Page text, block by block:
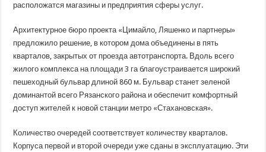
расположатся магазины и предприятия сферы услуг.
Архитектурное бюро проекта «Цимайло, Ляшенко и партнеры»
предложило решение, в котором дома объединены в пять
кварталов, закрытых от проезда автотранспорта. Вдоль всего
жилого комплекса на площади 3 га благоустраивается широкий
пешеходный бульвар длиной 860 м. Бульвар станет зеленой
доминантой всего Рязанского района и обеспечит комфортный
доступ жителей к новой станции метро «Стахановская».
Количество очередей соответствует количеству кварталов.
Корпуса первой и второй очереди уже сданы в эксплуатацию. Эти